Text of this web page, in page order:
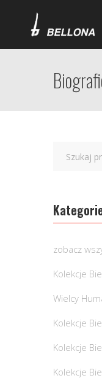
zobacz
Kolekcje
Wielcy
Kolekcje
Kolekcje
Kolekcje